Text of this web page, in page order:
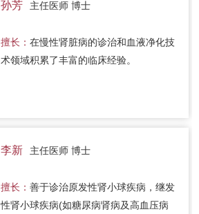
孙芳 主任医师 博士
擅长： 在慢性肾脏病的诊治和血液净化技
术领域积累了丰富的临床经验。
李新 主任医师 博士
擅长： 善于诊治原发性肾小球疾病，继发
性肾小球疾病(如糖尿病肾病及高血压病